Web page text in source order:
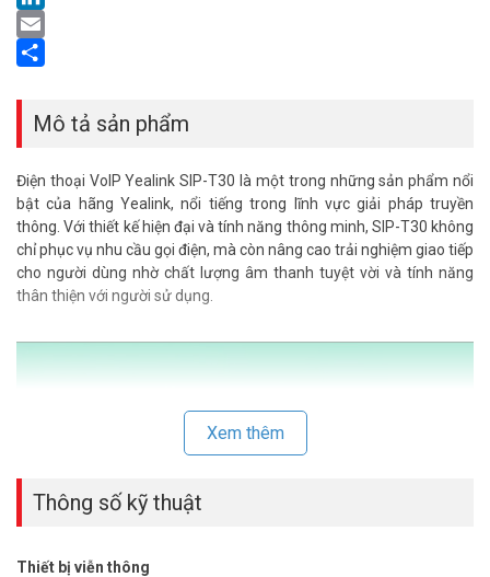
LinkedIn
Email
Mô tả sản phẩm
Điện thoại VoIP Yealink SIP-T30 là một trong những sản phẩm nổi
bật của hãng Yealink, nổi tiếng trong lĩnh vực giải pháp truyền
thông. Với thiết kế hiện đại và tính năng thông minh, SIP-T30 không
chỉ phục vụ nhu cầu gọi điện, mà còn nâng cao trải nghiệm giao tiếp
cho người dùng nhờ chất lượng âm thanh tuyệt vời và tính năng
thân thiện với người sử dụng.
Xem thêm
Thông số kỹ thuật
Thiết bị viễn thông